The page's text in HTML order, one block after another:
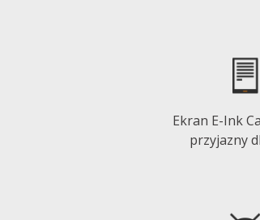
Ekran E-Ink
przyjazny